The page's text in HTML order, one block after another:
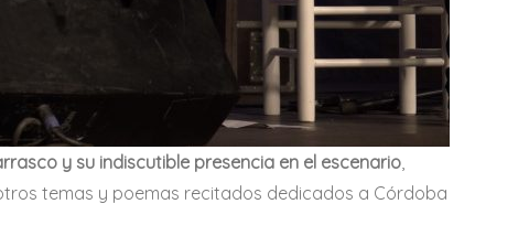
y su indiscutible presencia en el escenario,
temas y poemas recitados dedicados a Córdoba